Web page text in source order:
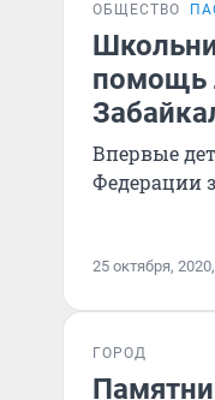
ОБЩЕСТВО
помощь
Впервые
Федерации
25 октября,
ГОРОД